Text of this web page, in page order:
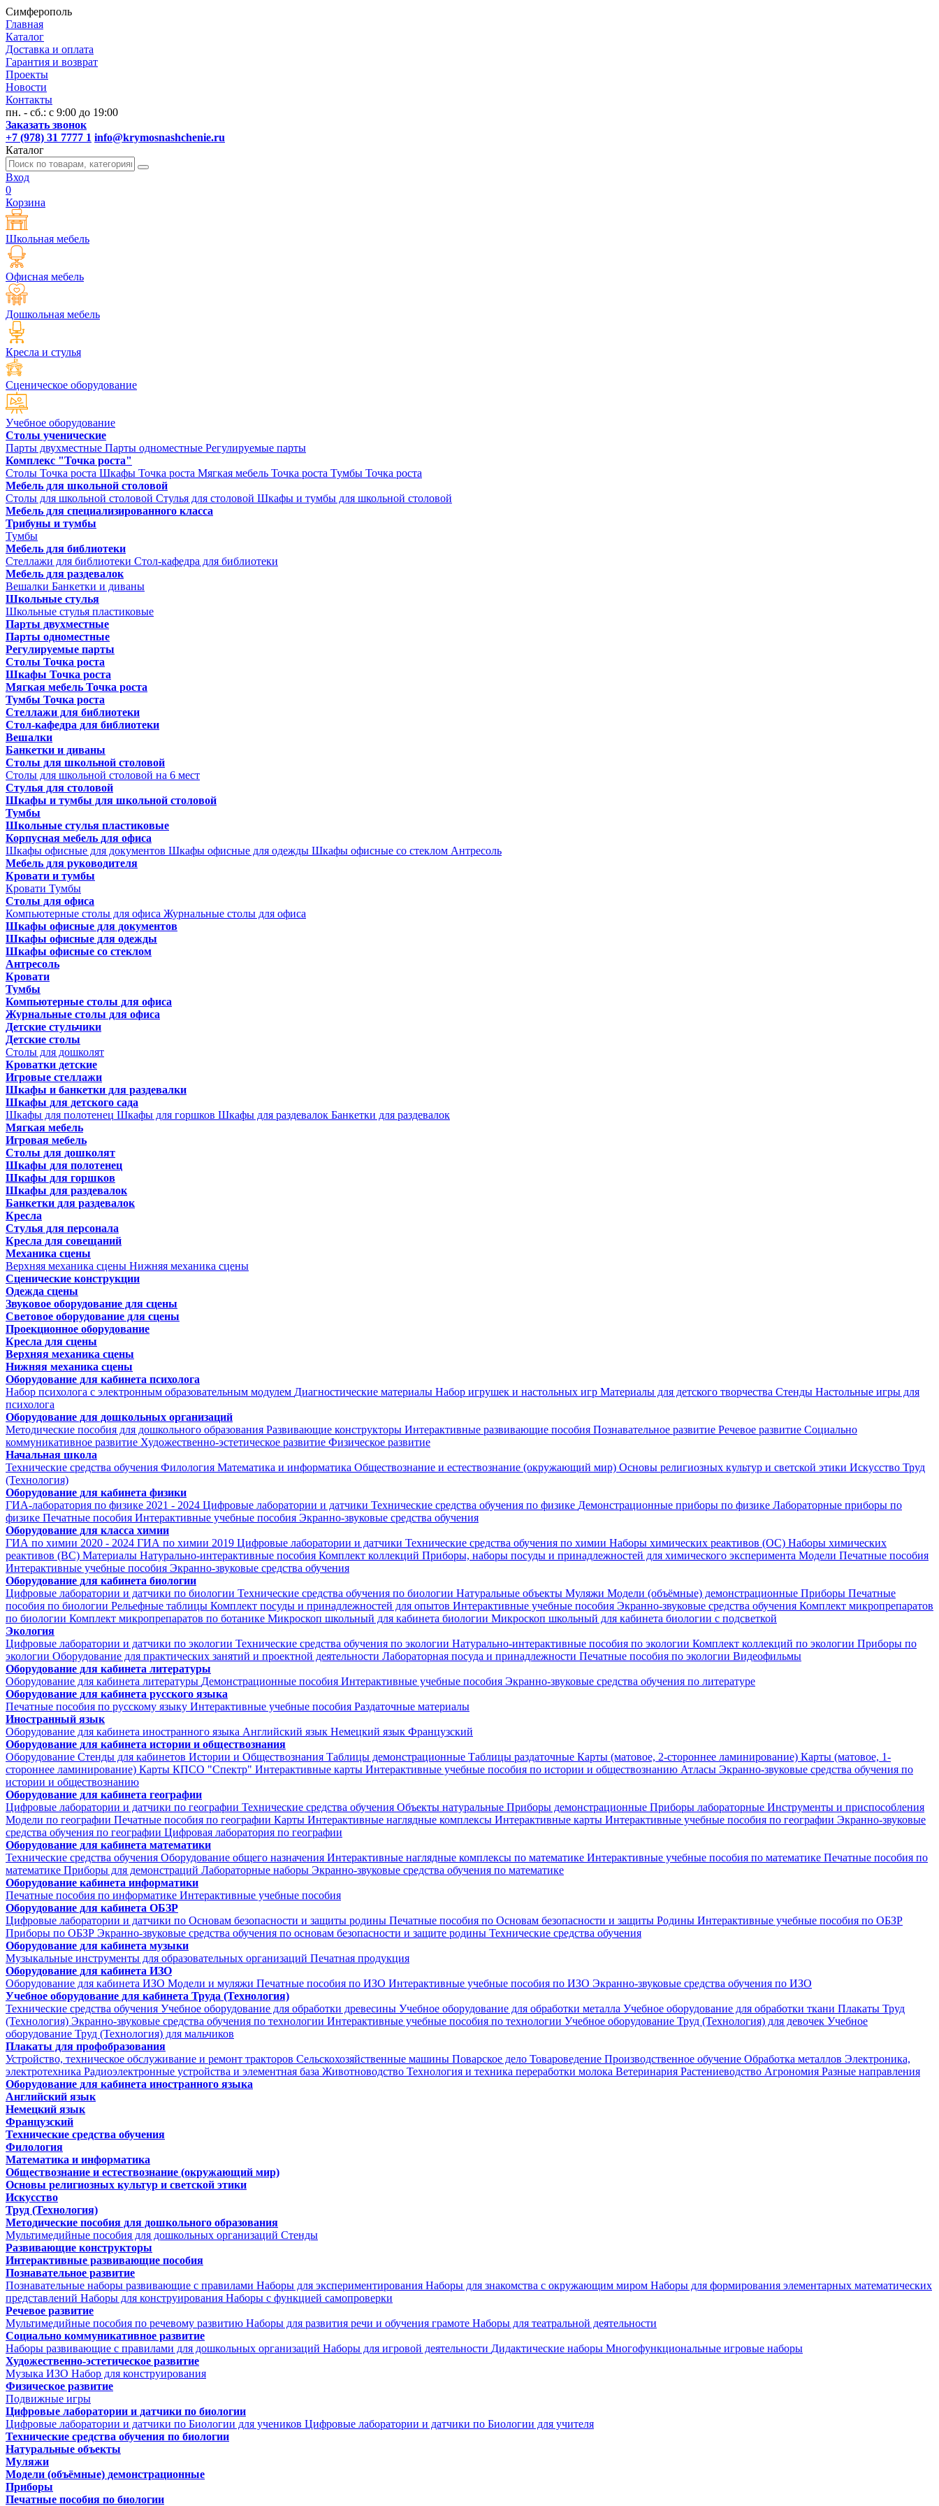
Симферополь
Главная
Каталог
Доставка и оплата
Гарантия и возврат
Проекты
Новости
Контакты
пн. - сб.: с 9:00 до 19:00
Заказать звонок
+7 (978) 31 7777 1 info@krymosnashchenie.ru
Каталог
Вход
0
Корзина
Школьная мебель
Офисная мебель
Дошкольная мебель
Кресла и стулья
Сценическое оборудование
Учебное оборудование
Столы ученические
Парты двухместные Парты одноместные Регулируемые парты
Комплекс "Точка роста"
Столы Точка роста Шкафы Точка роста Мягкая мебель Точка роста Тумбы Точка роста
Мебель для школьной столовой
Столы для школьной столовой Стулья для столовой Шкафы и тумбы для школьной столовой
Мебель для специализированного класса
Трибуны и тумбы
Тумбы
Мебель для библиотеки
Стеллажи для библиотеки Стол-кафедра для библиотеки
Мебель для раздевалок
Вешалки Банкетки и диваны
Школьные стулья
Школьные стулья пластиковые
Парты двухместные
Парты одноместные
Регулируемые парты
Столы Точка роста
Шкафы Точка роста
Мягкая мебель Точка роста
Тумбы Точка роста
Стеллажи для библиотеки
Стол-кафедра для библиотеки
Вешалки
Банкетки и диваны
Столы для школьной столовой
Столы для школьной столовой на 6 мест
Стулья для столовой
Шкафы и тумбы для школьной столовой
Тумбы
Школьные стулья пластиковые
Корпусная мебель для офиса
Шкафы офисные для документов Шкафы офисные для одежды Шкафы офисные со стеклом Антресоль
Мебель для руководителя
Кровати и тумбы
Кровати Тумбы
Столы для офиса
Компьютерные столы для офиса Журнальные столы для офиса
Шкафы офисные для документов
Шкафы офисные для одежды
Шкафы офисные со стеклом
Антресоль
Кровати
Тумбы
Компьютерные столы для офиса
Журнальные столы для офиса
Детские стульчики
Детские столы
Столы для дошколят
Кроватки детские
Игровые стеллажи
Шкафы и банкетки для раздевалки
Шкафы для детского сада
Шкафы для полотенец Шкафы для горшков Шкафы для раздевалок Банкетки для раздевалок
Мягкая мебель
Игровая мебель
Столы для дошколят
Шкафы для полотенец
Шкафы для горшков
Шкафы для раздевалок
Банкетки для раздевалок
Кресла
Стулья для персонала
Кресла для совещаний
Механика сцены
Верхняя механика сцены Нижняя механика сцены
Сценические конструкции
Одежда сцены
Звуковое оборудование для сцены
Световое оборудование для сцены
Проекционное оборудование
Кресла для сцены
Верхняя механика сцены
Нижняя механика сцены
Оборудование для кабинета психолога
Набор психолога с электронным образовательным модулем Диагностические материалы Набор игрушек и настольных игр Материалы для детского творчества Стенды Настольные игры для
психолога
Оборудование для дошкольных организаций
Методические пособия для дошкольного образования Развивающие конструкторы Интерактивные развивающие пособия Познавательное развитие Речевое развитие Социально
коммуникативное развитие Художественно-эстетическое развитие Физическое развитие
Начальная школа
Технические средства обучения Филология Математика и информатика Обществознание и естествознание (окружающий мир) Основы религиозных культур и светской этики Искусство Труд
(Технология)
Оборудование для кабинета физики
ГИА-лаборатория по физике 2021 - 2024 Цифровые лаборатории и датчики Технические средства обучения по физике Демонстрационные приборы по физике Лабораторные приборы по
физике Печатные пособия Интерактивные учебные пособия Экранно-звуковые средства обучения
Оборудование для класса химии
ГИА по химии 2020 - 2024 ГИА по химии 2019 Цифровые лаборатории и датчики Технические средства обучения по химии Наборы химических реактивов (ОС) Наборы химических
реактивов (ВС) Материалы Натурально-интерактивные пособия Комплект коллекций Приборы, наборы посуды и принадлежностей для химического эксперимента Модели Печатные пособия
Интерактивные учебные пособия Экранно-звуковые средства обучения
Оборудование для кабинета биологии
Цифровые лаборатории и датчики по биологии Технические средства обучения по биологии Натуральные объекты Муляжи Модели (объёмные) демонстрационные Приборы Печатные
пособия по биологии Рельефные таблицы Комплект посуды и принадлежностей для опытов Интерактивные учебные пособия Экранно-звуковые средства обучения Комплект микропрепаратов
по биологии Комплект микропрепаратов по ботанике Микроскоп школьный для кабинета биологии Микроскоп школьный для кабинета биологии с подсветкой
Экология
Цифровые лаборатории и датчики по экологии Технические средства обучения по экологии Натурально-интерактивные пособия по экологии Комплект коллекций по экологии Приборы по
экологии Оборудование для практических занятий и проектной деятельности Лабораторная посуда и принадлежности Печатные пособия по экологии Видеофильмы
Оборудование для кабинета литературы
Оборудование для кабинета литературы Демонстрационные пособия Интерактивные учебные пособия Экранно-звуковые средства обучения по литературе
Оборудование для кабинета русского языка
Печатные пособия по русскому языку Интерактивные учебные пособия Раздаточные материалы
Иностранный язык
Оборудование для кабинета иностранного языка Английский язык Немецкий язык Французский
Оборудование для кабинета истории и обществознания
Оборудование Стенды для кабинетов Истории и Обществознания Таблицы демонстрационные Таблицы раздаточные Карты (матовое, 2-стороннее ламинирование) Карты (матовое, 1-
стороннее ламинирование) Карты КПСО "Спектр" Интерактивные карты Интерактивные учебные пособия по истории и обществознанию Атласы Экранно-звуковые средства обучения по
истории и обществознанию
Оборудование для кабинета географии
Цифровые лаборатории и датчики по географии Технические средства обучения Объекты натуральные Приборы демонстрационные Приборы лабораторные Инструменты и приспособления
Модели по географии Печатные пособия по географии Карты Интерактивные наглядные комплексы Интерактивные карты Интерактивные учебные пособия по географии Экранно-звуковые
средства обучения по географии Цифровая лаборатория по географии
Оборудование для кабинета математики
Технические средства обучения Оборудование общего назначения Интерактивные наглядные комплексы по математике Интерактивные учебные пособия по математике Печатные пособия по
математике Приборы для демонстраций Лабораторные наборы Экранно-звуковые средства обучения по математике
Оборудование кабинета информатики
Печатные пособия по информатике Интерактивные учебные пособия
Оборудование для кабинета ОБЗР
Цифровые лаборатории и датчики по Основам безопасности и защиты родины Печатные пособия по Основам безопасности и защиты Родины Интерактивные учебные пособия по ОБЗР
Приборы по ОБЗР Экранно-звуковые средства обучения по основам безопасности и защите родины Технические средства обучения
Оборудование для кабинета музыки
Музыкальные инструменты для образовательных организаций Печатная продукция
Оборудование для кабинета ИЗО
Оборудование для кабинета ИЗО Модели и муляжи Печатные пособия по ИЗО Интерактивные учебные пособия по ИЗО Экранно-звуковые средства обучения по ИЗО
Учебное оборудование для кабинета Труда (Технология)
Технические средства обучения Учебное оборудование для обработки древесины Учебное оборудование для обработки металла Учебное оборудование для обработки ткани Плакаты Труд
(Технология) Экранно-звуковые средства обучения по технологии Интерактивные учебные пособия по технологии Учебное оборудование Труд (Технология) для девочек Учебное
оборудование Труд (Технология) для мальчиков
Плакаты для профобразования
Устройство, техническое обслуживание и ремонт тракторов Сельскохозяйственные машины Поварское дело Товароведение Производственное обучение Обработка металлов Электроника,
электротехника Радиоэлектронные устройства и элементная база Животноводство Технология и техника переработки молока Ветеринария Растениеводство Агрономия Разные направления
Оборудование для кабинета иностранного языка
Английский язык
Немецкий язык
Французский
Технические средства обучения
Филология
Математика и информатика
Обществознание и естествознание (окружающий мир)
Основы религиозных культур и светской этики
Искусство
Труд (Технология)
Методические пособия для дошкольного образования
Мультимедийные пособия для дошкольных организаций Стенды
Развивающие конструкторы
Интерактивные развивающие пособия
Познавательное развитие
Познавательные наборы развивающие с правилами Наборы для экспериментирования Наборы для знакомства с окружающим миром Наборы для формирования элементарных математических
представлений Наборы для конструирования Наборы с функцией самопроверки
Речевое развитие
Мультимедийные пособия по речевому развитию Наборы для развития речи и обучения грамоте Наборы для театральной деятельности
Социально коммуникативное развитие
Наборы развивающие с правилами для дошкольных организаций Наборы для игровой деятельности Дидактические наборы Многофункциональные игровые наборы
Художественно-эстетическое развитие
Музыка ИЗО Набор для конструирования
Физическое развитие
Подвижные игры
Цифровые лаборатории и датчики по биологии
Цифровые лаборатории и датчики по Биологии для учеников Цифровые лаборатории и датчики по Биологии для учителя
Технические средства обучения по биологии
Натуральные объекты
Муляжи
Модели (объёмные) демонстрационные
Приборы
Печатные пособия по биологии